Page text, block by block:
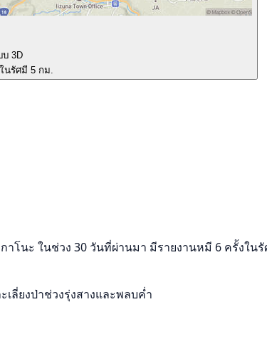
3D
นรัศมี 5 กม.
าโนะ ในช่วง 30 วันที่ผ่านมา มีรายงานหมี 6 ครั้งใ
ลี่ยงป่าช่วงรุ่งสางและพลบค่ำ